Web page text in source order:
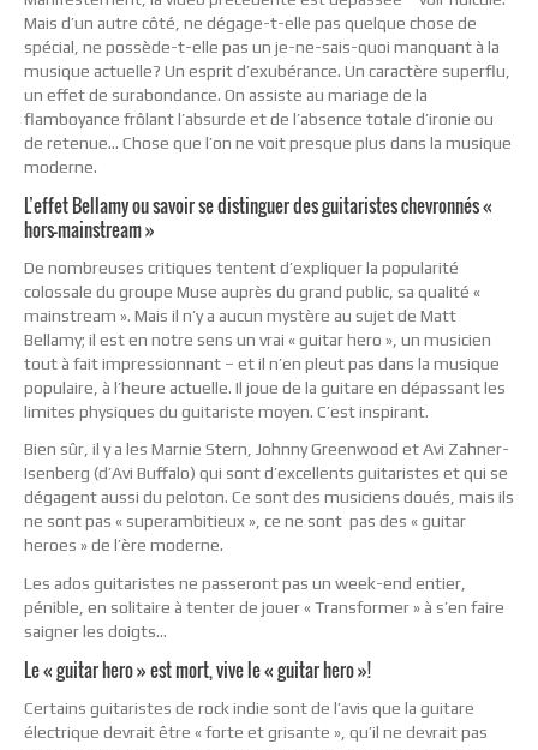
Mais d’un autre côté, ne dégage-t-elle pas quelque chose de
spécial, ne possède-t-elle pas un je-ne-sais-quoi manquant à la
musique actuelle? Un esprit d’exubérance. Un caractère superflu,
un effet de surabondance. On assiste au mariage de la
flamboyance frôlant l’absurde et de l’absence totale d’ironie ou
de retenue… Chose que l’on ne voit presque plus dans la musique
moderne.
L’effet Bellamy ou savoir se distinguer des guitaristes chevronnés «
hors-mainstream »
De nombreuses critiques tentent d’expliquer la popularité
colossale du groupe Muse auprès du grand public, sa qualité «
mainstream ». Mais il n’y a aucun mystère au sujet de Matt
Bellamy; il est en notre sens un vrai « guitar hero », un musicien
tout à fait impressionnant – et il n’en pleut pas dans la musique
populaire, à l’heure actuelle. Il joue de la guitare en dépassant les
limites physiques du guitariste moyen. C’est inspirant.
Bien sûr, il y a les Marnie Stern, Johnny Greenwood et Avi Zahner-
Isenberg (d’Avi Buffalo) qui sont d’excellents guitaristes et qui se
dégagent aussi du peloton. Ce sont des musiciens doués, mais ils
ne sont pas « superambitieux », ce ne sont pas des « guitar
heroes » de l’ère moderne.
Les ados guitaristes ne passeront pas un week-end entier,
pénible, en solitaire à tenter de jouer « Transformer » à s’en faire
saigner les doigts…
Le « guitar hero » est mort, vive le « guitar hero »!
Certains guitaristes de rock indie sont de l’avis que la guitare
électrique devrait être « forte et grisante », qu’il ne devrait pas